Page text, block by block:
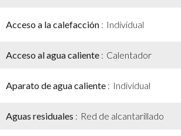
Acceso a la calefacción Individual
Acceso al agua caliente Calentador
Aparato de agua caliente Individual
Aguas residuales Red de alcantarillado